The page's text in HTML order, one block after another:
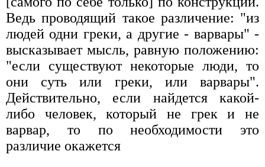
Ведь проводящий такое различение: "из
людей одни греки, а другие - варвары" -
высказывает мысль, равную положению:
"если существуют некоторые люди, то
они суть или греки, или варвары".
Действительно, если найдется какой-
либо человек, который не грек и не
варвар, то по необходимости это
различие окажется